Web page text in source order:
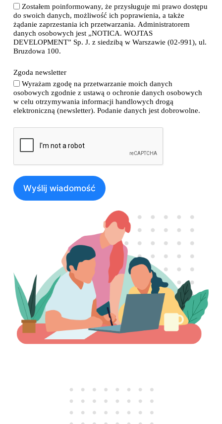
Zostałem poinformowany, że przysługuje mi prawo dostępu
do swoich danych, możliwość ich poprawienia, a także
żądanie zaprzestania ich przetwarzania. Administratorem
danych osobowych jest „NOTICA. WOJTAS
DEVELOPMENT” Sp. J. z siedzibą w Warszawie (02-991), ul.
Bruzdowa 100.
Zgoda newsletter
Wyrażam zgodę na przetwarzanie moich danych
osobowych zgodnie z ustawą o ochronie danych osobowych
w celu otrzymywania informacji handlowych drogą
elektroniczną (newsletter). Podanie danych jest dobrowolne.
Wyślij wiadomość